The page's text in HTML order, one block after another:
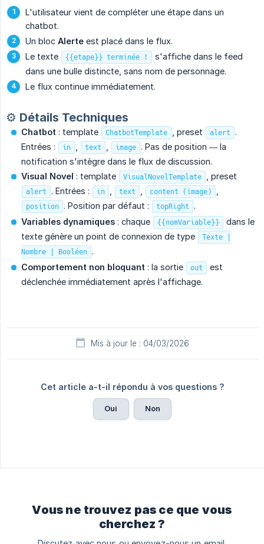
L'utilisateur vient de compléter une étape dans un
chatbot.
Un bloc Alerte est placé dans le flux.
Le texte
{{etape}} terminée !
s'affiche dans le feed
dans une bulle distincte, sans nom de personnage.
Le flux continue immédiatement.
⚙️ Détails Techniques
Chatbot : template ChatbotTemplate , preset alert
.
Entrées :
in text image . Pas de position — la
notification s'intègre dans le flux de discussion.
Visual Novel : template VisualNovelTemplate , preset
alert . Entrées : in text content (image)
position . Position par défaut : topRight
.
Variables dynamiques : chaque {{nomVariable}}
dans le
texte génère un point de connexion de type
Texte |
Nombre | Booléen .
Comportement non bloquant : la sortie out
est
déclenchée immédiatement après l'affichage.
Mis à jour le : 04/03/2026
Cet article a-t-il répondu à vos questions ?
Oui Non
Vous ne trouvez pas ce que vous
cherchez ?